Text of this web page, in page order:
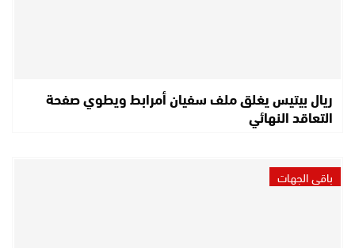
ريال بيتيس يغلق ملف سفيان أمرابط ويطوي صفحة
التعاقد النهائي
باقي الجهات